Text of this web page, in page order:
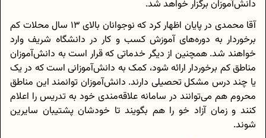
دانش‌آموزان برگزار خواهد شد.
آقا محمدی در پایان اظهار کرد که نوجوانان بالای 13 سال محلات کم
برخوردار به دوره‌های آموزش کسب و کار در دانشگاه شریف وارد
خواهند شد. همچنین از دیگر خدماتی که قرار است به دانش‌‌آموزان
مناطق کم برخوردار ارائه شود، کمک به دانش‌آموزانی است که در یک
یا چند درس مشکل تحصیلی دارند. دانش‌آموزان توانمند این مناطق
محروم هم می‌توانند در سامانه علاقه‌مندی خود به تدریس را اعلام
کنند و زمان آزاد خو را هم بگویند تا خودشان پشتیبان سایرین
شوند.